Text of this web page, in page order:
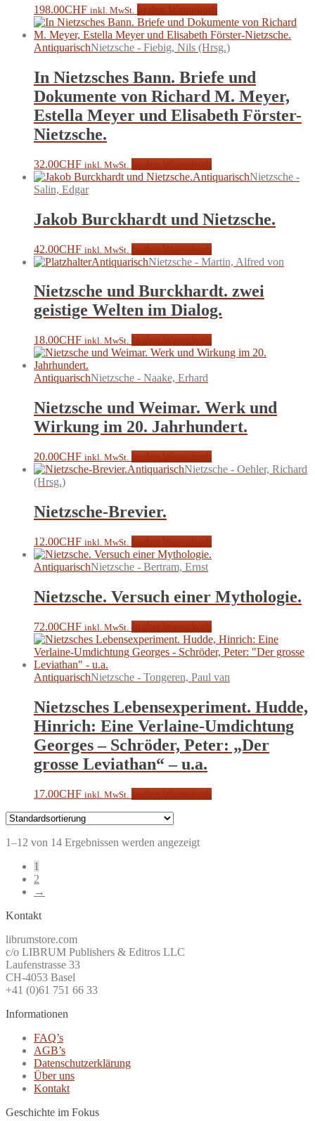
198.00CHF inkl. MwSt.
AntiquarischNietzsche - Fiebig, Nils (Hrsg.)
In Nietzsches Bann. Briefe und
Dokumente von Richard M. Meyer,
Estella Meyer und Elisabeth Förster-
Nietzsche.
32.00CHF inkl. MwSt.
AntiquarischNietzsche -
Salin, Edgar
Jakob Burckhardt und Nietzsche.
42.00CHF inkl. MwSt.
AntiquarischNietzsche - Martin, Alfred von
Nietzsche und Burckhardt. zwei
geistige Welten im Dialog.
18.00CHF inkl. MwSt.
AntiquarischNietzsche - Naake, Erhard
Nietzsche und Weimar. Werk und
Wirkung im 20. Jahrhundert.
20.00CHF inkl. MwSt.
AntiquarischNietzsche - Oehler, Richard
(Hrsg.)
Nietzsche-Brevier.
12.00CHF inkl. MwSt.
AntiquarischNietzsche - Bertram, Ernst
Nietzsche. Versuch einer Mythologie.
72.00CHF inkl. MwSt.
AntiquarischNietzsche - Tongeren, Paul van
Nietzsches Lebensexperiment. Hudde,
Hinrich: Eine Verlaine-Umdichtung
Georges – Schröder, Peter: „Der
grosse Leviathan“ – u.a.
17.00CHF inkl. MwSt.
1–12 von 14 Ergebnissen werden angezeigt
1
2
→
Kontakt
librumstore.com
c/o LIBRUM Publishers & Editros LLC
Laufenstrasse 33
CH-4053 Basel
+41 (0)61 751 66 33
Informationen
FAQ’s
AGB’s
Datenschutzerklärung
Über uns
Kontakt
Geschichte im Fokus